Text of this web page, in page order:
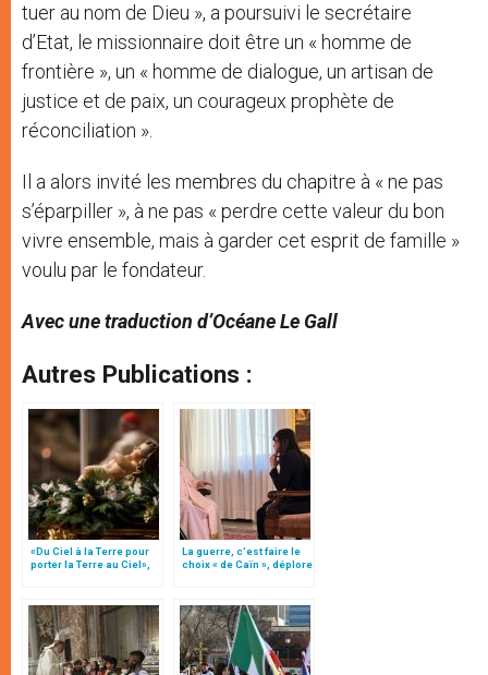
tuer au nom de Dieu », a poursuivi le secrétaire
d’Etat, le missionnaire doit être un « homme de
frontière », un « homme de dialogue, un artisan de
justice et de paix, un courageux prophète de
réconciliation ».
Il a alors invité les membres du chapitre à « ne pas
s’éparpiller », à ne pas « perdre cette valeur du bon
vivre ensemble, mais à garder cet esprit de famille »
voulu par le fondateur.
Avec une traduction d’Océane Le Gall
Autres Publications :
«Du Ciel à la Terre pour
porter la Terre au Ciel»,
La guerre, c’est faire le
choix « de Caïn », déplore